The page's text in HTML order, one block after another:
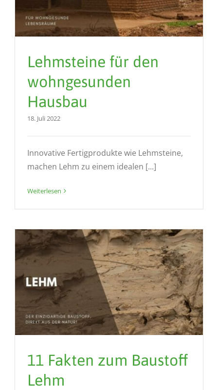
Lehmsteine für den
wohngesunden
Hausbau
18. Juli 2022
Innovative Fertigprodukte wie Lehmsteine,
machen Lehm zu einem idealen [...]
Weiterlesen
11 Fakten zum Baustoff
Lehm